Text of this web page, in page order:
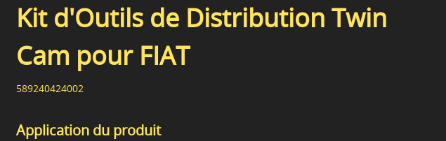
Kit d'Outils de Distribution Twin
Cam pour FIAT
589240424002
Application du produit